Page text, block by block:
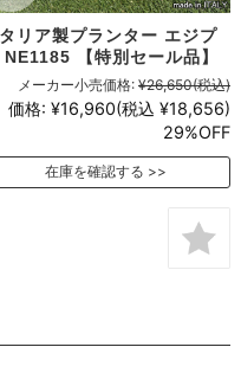
リア製プランター エジプ
NE1185 【特別セール品】
メーカー小売価格: ¥26,650(税込)
価格: ¥16,960(税込 ¥18,656)
29%OFF
在庫を確認する